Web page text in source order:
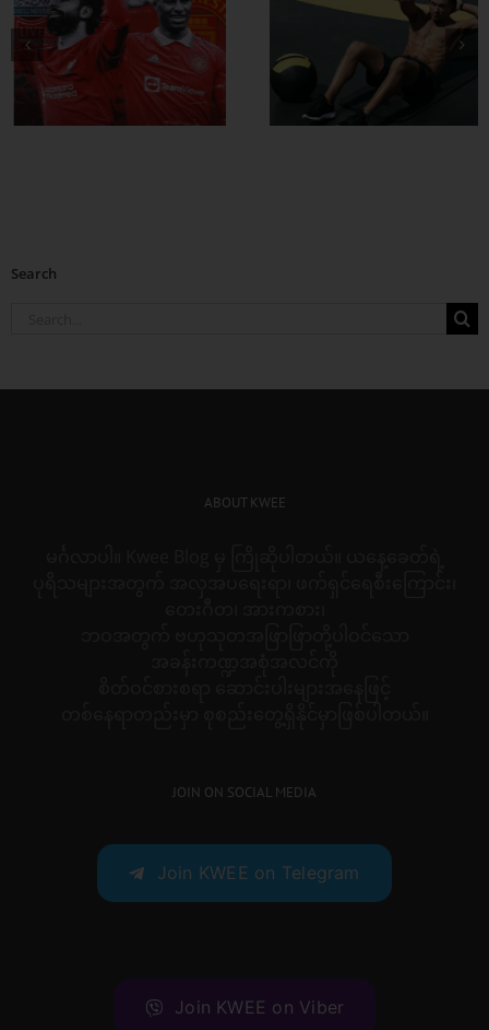
ထိထိရောက်ရောက်
ဗိုက်ခေါက် အဆီ
တွေ ချဖို့
Search
ABOUT KWEE
JOIN ON SOCIAL MEDIA
Join KWEE on Telegram
Join KWEE on Viber